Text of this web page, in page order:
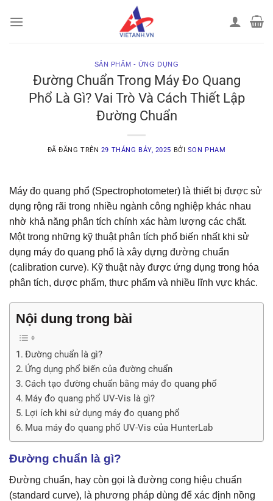
đến
SẢN PHẨM - ỨNG DỤNG
Đường Chuẩn Trong Máy Đo Quang
Phổ Là Gì? Vai Trò Và Cách Thiết Lập
Đường Chuẩn
ĐÃ ĐĂNG TRÊN 29 THÁNG BẢY, 2025 BỞI SON PHAM
Máy đo quang phổ (Spectrophotometer) là thiết bị được sử
dụng rộng rãi trong nhiều ngành công nghiệp khác nhau
nhờ khả năng phân tích chính xác hàm lượng các chất.
Một trong những kỹ thuật phân tích phổ biến nhất khi sử
dụng máy đo quang phổ là xây dựng đường chuẩn
(calibration curve). Kỹ thuật này được ứng dụng trong hóa
phân tích, dược phẩm, thực phẩm và nhiều lĩnh vực khác.
Nội dung trong bài
Đường chuẩn là gì?
Ứng dụng phổ biến của đường chuẩn
Cách tạo đường chuẩn bằng máy đo quang phổ
Máy đo quang phổ UV-Vis là gì?
Lợi ích khi sử dụng máy đo quang phổ
Mua máy đo quang phổ UV-Vis của HunterLab
Đường chuẩn là gì?
Đường chuẩn, hay còn gọi là đường cong hiệu chuẩn
(standard curve), là phương pháp dùng để xác định nồng